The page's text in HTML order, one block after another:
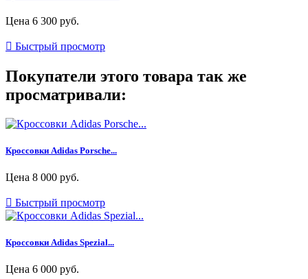
Цена 6 300 руб.
 Быстрый просмотр
Покупатели этого товара так же
просматривали:
Кроссовки Adidas Porsche...
Цена 8 000 руб.
 Быстрый просмотр
Кроссовки Adidas Spezial...
Цена 6 000 руб.